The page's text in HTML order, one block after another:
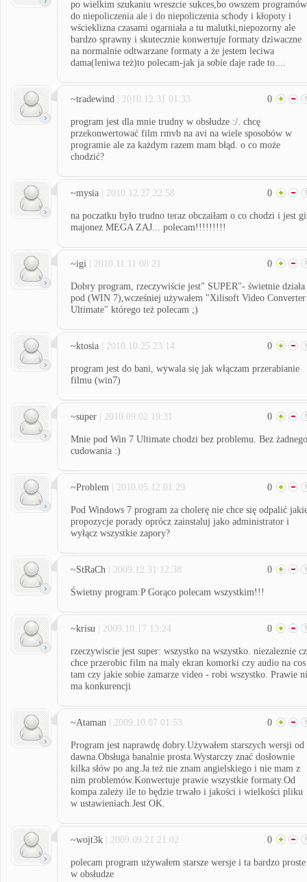
po wielkim szukaniu wreszcie sukces,bo owszem programów
do niepoliczenia ale i do niepoliczenia schody i kłopoty i
wścieklizna czasami ogarniała a tu malutki,niepozorny ale
bardzo sprawny i skutecznie konwertuje formaty dziwaczne
na normalnie odtwarzane formaty a że jestem leciwa
dama(leniwa też)to polecam-jak ja sobie daje rade to....
~tradewind | 2010.12.31 01:33 0
program jest dla mnie trudny w obsłudze :/. chcę
przekonwertować film rmvb na avi na wiele sposobów w
programie ale za każdym razem mam błąd. o co może
chodzić?
~mysia | 2010.12.27 22:58 0
na poczatku było trudno teraz obczaiłam o co chodzi i jest
majonez MEGA ZAJ... polecam!!!!!!!!!
~igi | 2010.11.11 08:21 0
Dobry program, rzeczywiście jest" SUPER"- świetnie działa
pod (WIN 7),wcześniej używałem "Xilisoft Video Converter
Ultimate" którego też polecam ;)
~ktosia | 2010.10.25 23:14 0
program jest do bani, wywala się jak włączam przerabianie
filmu (win7)
~super | 2010.09.02 19:31 0
Mnie pod Win 7 Ultimate chodzi bez problemu. Bez żadnego
cudowania :)
~Problem | 2010.05.12 01:29 0
Pod Windows 7 program za cholerę nie chce się odpalić
propozycje porady oprócz zainstaluj jako administrator i
wyłącz wszystkie zapory?
~StRaCh | 2009.12.31 12:38 0
Świetny program:P Gorąco polecam wszystkim!!!
~krisu | 2009.10.17 13:24 0
rzeczywiscie jest super: wszystko na wszystko. niezaleznie
chce przerobic film na maly ekran komorki czy audio na cos
tam czy jakie sobie zamarze video - robi wszystko. Prawie
ma konkurencji
~Ataman | 2009.10.07 01:53 0
Program jest naprawdę dobry.Używałem starszych wersji od
dawna.Obsługa banalnie prosta.Wystarczy znać dosłownie
kilka słów po ang.Ja też nie znam angielskiego i nie mam z
nim problemów.Konwertuje prawie wszystkie formaty.Od
kompa zależy ile to będzie trwało i jakości i wielkości pliku
w ustawieniach.Jest OK.
~wojt3k | 2009.09.21 21:02 0
polecam program używałem starsze wersje i ta bardzo proste
w obsłudze